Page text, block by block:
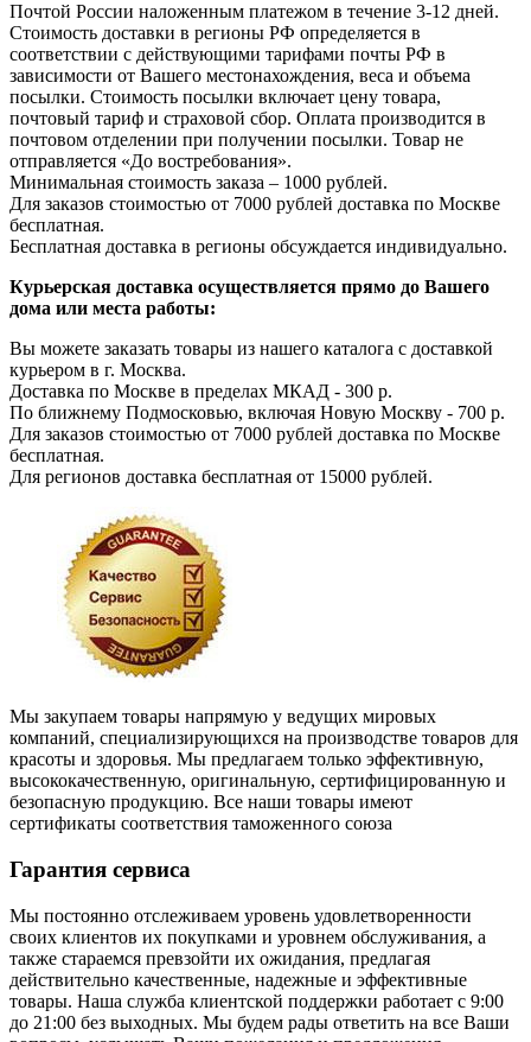
Почтой России наложенным платежом в течение 3-12 дней.
Стоимость доставки в регионы РФ определяется в
соответствии с действующими тарифами почты РФ в
зависимости от Вашего местонахождения, веса и объема
посылки. Стоимость посылки включает цену товара,
почтовый тариф и страховой сбор. Оплата производится в
почтовом отделении при получении посылки. Товар не
отправляется «До востребования».
Минимальная стоимость заказа – 1000 рублей.
Для заказов стоимостью от 7000 рублей доставка по Москве
бесплатная.
Бесплатная доставка в регионы обсуждается индивидуально.
Курьерская доставка осуществляется прямо до Вашего
дома или места работы:
Вы можете заказать товары из нашего каталога с доставкой
курьером в г. Москва.
Доставка по Москве в пределах МКАД - 300 р.
По ближнему Подмосковью, включая Новую Москву - 700 р.
Для заказов стоимостью от 7000 рублей доставка по Москве
бесплатная.
Для регионов доставка бесплатная от 15000 рублей.
Мы закупаем товары напрямую у ведущих мировых
компаний, специализирующихся на производстве товаров для
красоты и здоровья. Мы предлагаем только эффективную,
высококачественную, оригинальную, сертифицированную и
безопасную продукцию. Все наши товары имеют
сертификаты соответствия таможенного союза
Гарантия сервиса
Мы постоянно отслеживаем уровень удовлетворенности
своих клиентов их покупками и уровнем обслуживания, а
также стараемся превзойти их ожидания, предлагая
действительно качественные, надежные и эффективные
товары. Наша служба клиентской поддержки работает с 9:00
до 21:00 без выходных. Мы будем рады ответить на все Ваши